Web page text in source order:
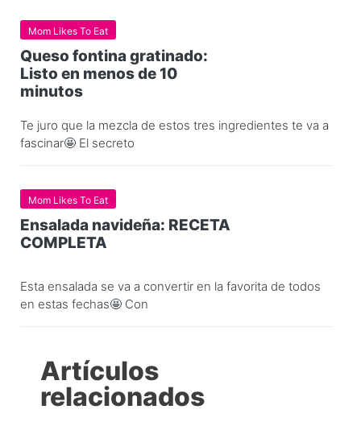
Mom Likes To Eat
Queso fontina gratinado:
Listo en menos de 10
minutos
Te juro que la mezcla de estos tres ingredientes te va a
fascinar🤩 El secreto
Mom Likes To Eat
Ensalada navideña: RECETA
COMPLETA
Esta ensalada se va a convertir en la favorita de todos
en estas fechas🤩 Con
Artículos
relacionados